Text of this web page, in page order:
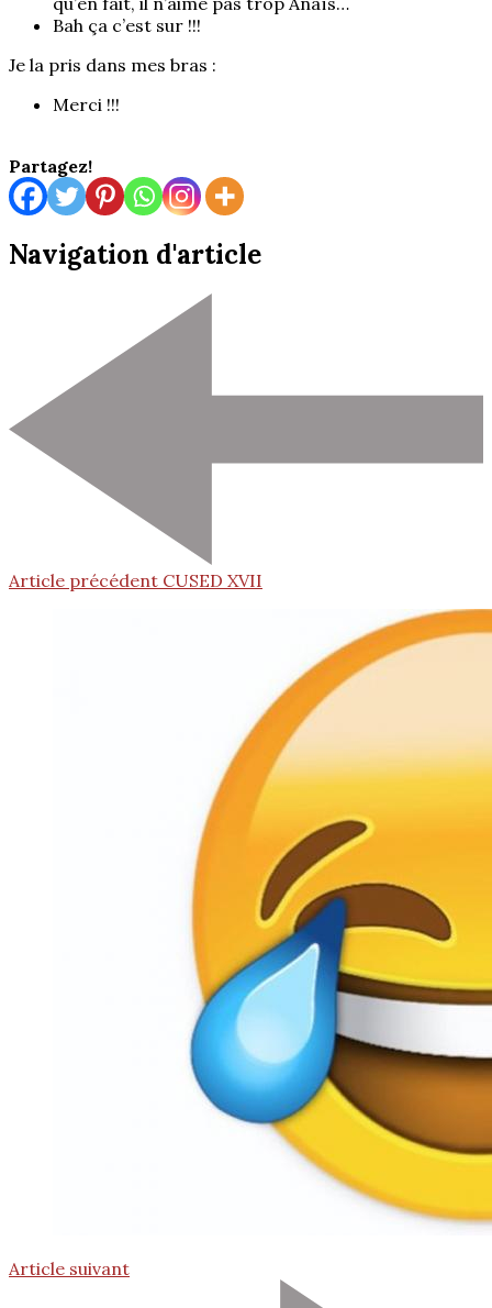
Bah ça c’est sur !!!
Je la pris dans mes bras :
Merci !!!
Partagez!
Navigation d'article
Article précédent CUSED XVII
Article suivant